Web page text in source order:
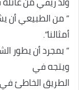
” من الطبيعي أن
أمثالنا”.
” بمجرد أن يطور
ويتجه في
الطريق الخاطئ